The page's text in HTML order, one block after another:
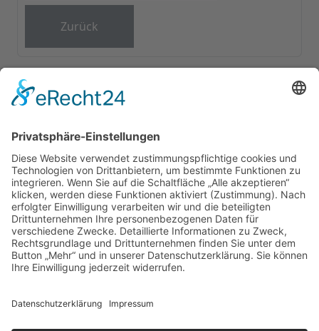
Zurück
GUTSSCHENKE ÜBERNACHTUNG
PARTYKELLER
SEGWAY
KONTAKT
Cookie-Einstellungen
©2026 Heinrichs Gutsschenke / Wein Event Action |